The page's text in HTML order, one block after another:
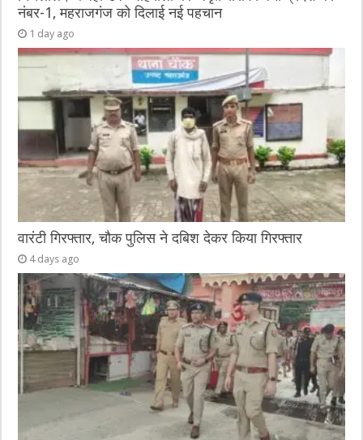
नंबर-1, महराजगंज को दिलाई नई पहचान
1 day ago
वारंटी गिरफ्तार, चौक पुलिस ने दबिश देकर किया गिरफ्तार
4 days ago